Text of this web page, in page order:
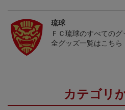
琉球
ＦＣ琉球のすべての
全グッズ一覧はこちら
カテゴリ